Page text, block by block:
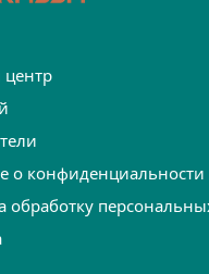
о конфиденциальности
обработку